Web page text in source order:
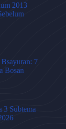
2013
7
Bosan
3 Subtema